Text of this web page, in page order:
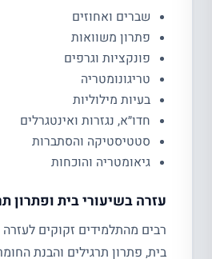
שברים ואחוזים
פתרון משוואות
פונקציות וגרפים
טריגונומטריה
בעיות מילוליות
חדו״א, נגזרות ואינטגרלים
סטטיסטיקה והסתברות
גיאומטריה והוכחות
עזרה בשיעורי בית ופתרון
רבים מהתלמידים זקוקים
בית, פתרון תרגילים והבנת